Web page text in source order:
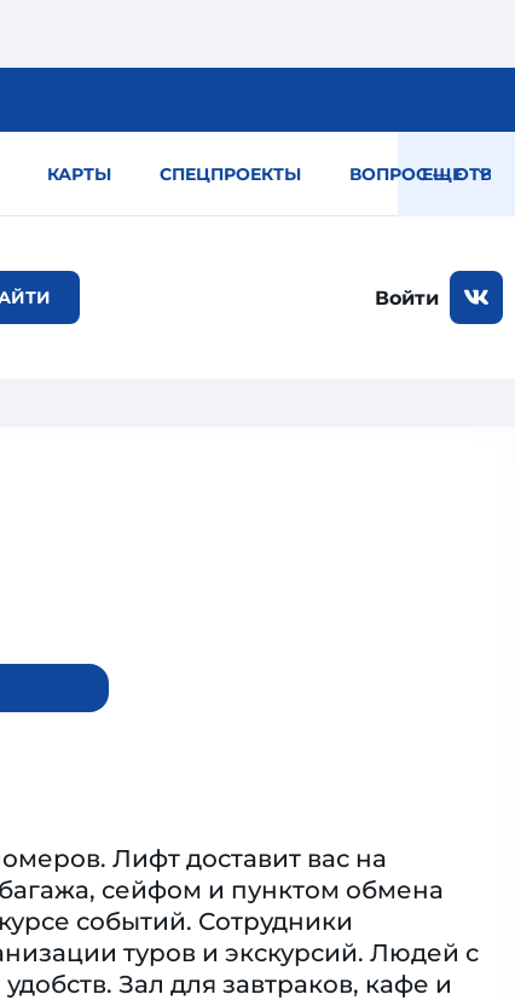
КАРТЫ СПЕЦПРОЕКТЫ ВОПРОС — ОТВЕТ
ЕЩЕ
Войти
Лифт доставит вас на
сейфом и пунктом обмена
событий. Сотрудники
туров и экскурсий. Людей с
Зал для завтраков, кафе и